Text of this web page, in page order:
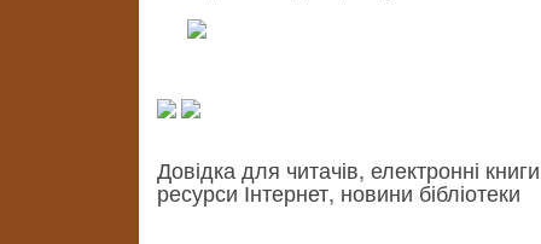
Довідка для читачів, електронні
ресурси Інтернет, новини бібліотеки